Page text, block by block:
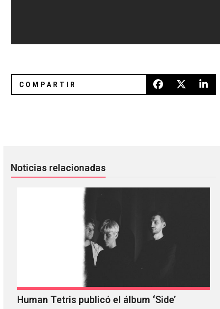
Noticias relacionadas
Human Tetris publicó el álbum ‘Side’